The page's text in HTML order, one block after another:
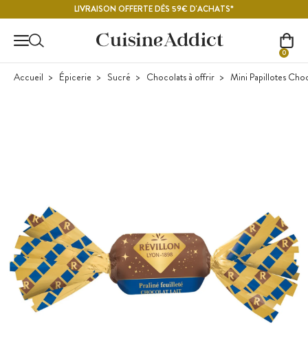
LIVRAISON OFFERTE DÈS 59€ D'ACHATS*
0
Accueil Épicerie Sucré Chocolats à offrir Mini Papillotes